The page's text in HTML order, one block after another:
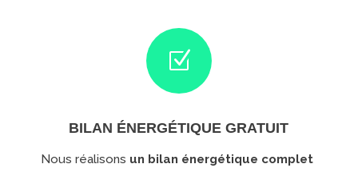
Z
BILAN ÉNERGÉTIQUE GRATUIT
Nous réalisons un bilan énergétique complet